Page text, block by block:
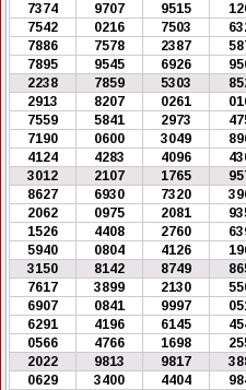
7374
9707 9515
7542
0216 7503
7886
7578 2387
7895
9545 6926
2238
7859 5303
2913
8207 0261
7559
5841 2973
7190
0600 3049
4124
4283 4096
3012
2107 1765
8627
6930 7320
2062
0975 2081
1526
4408 2760
5940
0804 4126
3150
8142 8749
7617
3899 2130
6907
0841 9997
6291
4196 6145
0566
4766 1698
2022
9813 9817
0629
3400 4404